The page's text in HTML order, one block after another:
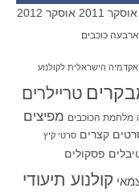
אוסקר 2011 אוסקר 2012
ארבעה כוכבים
הישראלית לקולנוע
טריילרים
מלחמת הכוכבים מפיצים
קצרים סרטי קיץ
פסקולים
קולנוע תיעודי